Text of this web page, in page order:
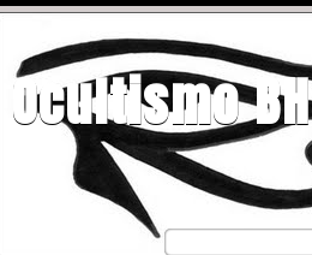
Ocultismo BH